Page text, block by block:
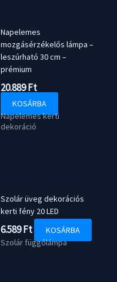
Napelemes
mozgásérzékelős lámpa –
leszúrható 30 cm –
prémium
20.889Ft
KOSÁRBA
Napelemes kerti
dekoráció
Szolár üveg dekorációs
kerti fény 20 LED
6.589Ft
KOSÁRBA
Szolár függőlámpa